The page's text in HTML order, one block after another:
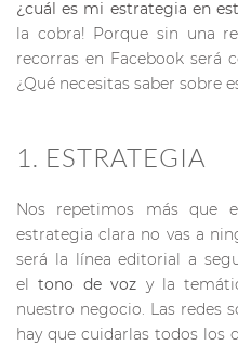
¿cuál es mi estrategia en
la cobra! Porque sin una
recorras en Facebook será
¿Qué necesitas saber sobre
1. ESTRATEGIA
Nos repetimos más que
estrategia clara no vas a
será la línea editorial a
eltono de voz y la
nuestro negocio. Las redes
hay que cuidarlas todos los